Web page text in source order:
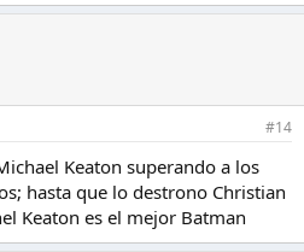
#14
Keaton superando a los
hasta que lo destrono Christian
Keaton es el mejor Batman